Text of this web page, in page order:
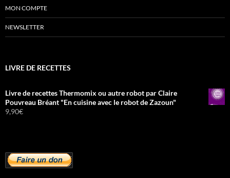
MON COMPTE
NEWSLETTER
LIVRE DE RECETTES
Livre de recettes Thermomix ou autre robot par Claire
Pouvreau Bréant "En cuisine avec le robot de Zazoun"
9,90€